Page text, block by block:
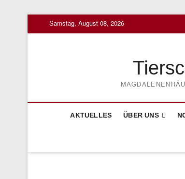
Samstag, August 08, 2026
AKTUELLES ÜBER UNS